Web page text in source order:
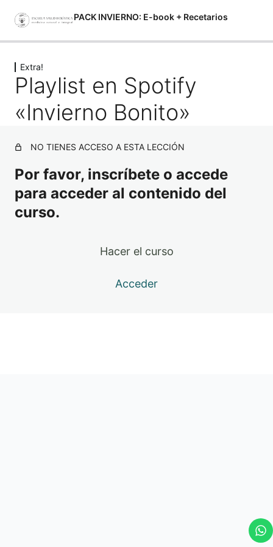
PACK INVIERNO: E-book + Recetarios
Material de Lectura – descargable
2 lecciones
Extra!
Extra!
Playlist en Spotify
«Invierno Bonito»
NO TIENES ACCESO A ESTA LECCIÓN
Por favor, inscríbete o accede
para acceder al contenido del
curso.
Hacer el curso
Acceder
Siguiente